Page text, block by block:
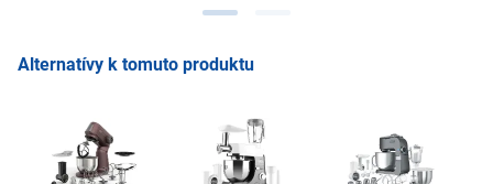
Alternatívy k tomuto produktu